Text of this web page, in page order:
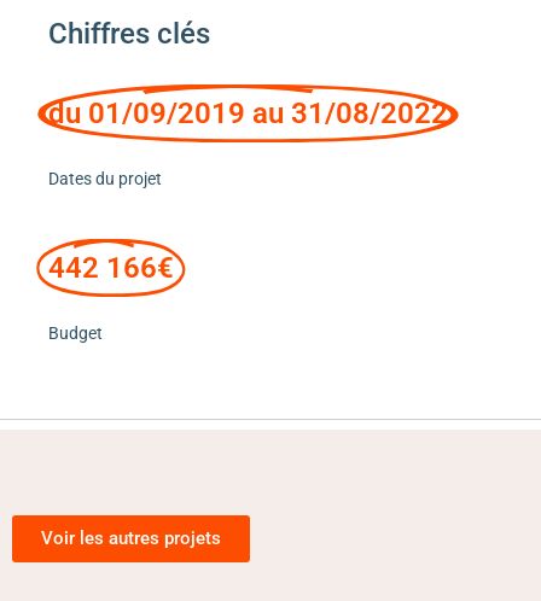
Chiffres clés
du 01/09/2019 au 31/08/2022
Dates du projet
442 166€
Budget
Voir les autres projets